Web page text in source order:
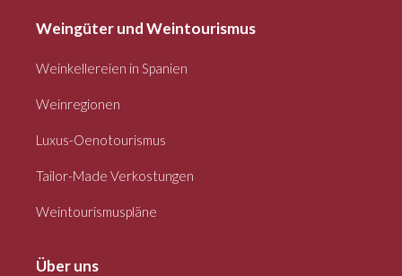
Weingüter und Weintourismus
Weinkellereien in Spanien
Weinregionen
Luxus-Oenotourismus
Tailor-Made Verkostungen
Weintourismuspläne
Über uns